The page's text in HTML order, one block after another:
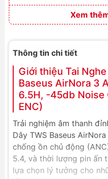
Xem
Thông tin chi tiết
Giới thiệu Tai
Baseus AirNora 3
6.5H, -45db
ENC)
Trải nghiệm âm thanh
Dây TWS Baseus
chống ồn chủ động
5.4, và thời lượng pin ấn
lựa chọn lý tưởng cho